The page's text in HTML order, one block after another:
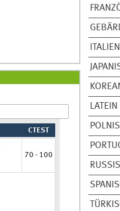
LATEIN
CTEST
70 - 100